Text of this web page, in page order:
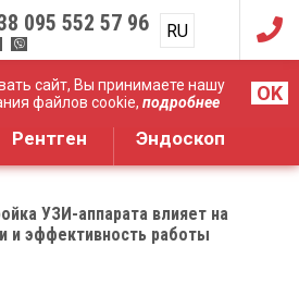
сайт, Вы принимаете нашу
файлов cookie, подробнее OK
095 552 57 96 RU
UA
оборудования
Рентген Эндоскоп
УЗИ-аппарата влияет на
и эффективность работы